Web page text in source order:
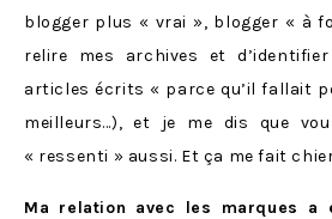
blogger plus « vrai », blogger « à
relire mes archives et
articles écrits « parce qu’il fallait
meilleurs…), et je me dis que
« ressenti » aussi. Et ça me fait
Ma relation avec les marques a